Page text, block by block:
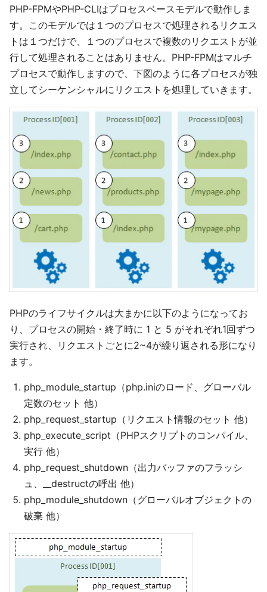
PHP-FPMやPHP-CLIはプロセスベースモデルで動作しま
す。このモデルでは１つのプロセスで処理されるリクエス
トは１つだけで、１つのプロセスで複数のリクエストが並
行して処理されることはありません。PHP-FPMはマルチ
プロセスで動作しますので、下図のように各プロセスが独
立してシーケンシャルにリクエストを処理していきます。
PHPのライフサイクルは大まかに以下のようになってお
り、プロセスの開始・終了時に 1 と 5 がそれぞれ1回ずつ
実行され、リクエストごとに2~4が繰り返される形になり
ます。
php_module_startup（php.iniのロード、グローバル
定数のセット 他）
php_request_startup（リクエスト情報のセット 他）
php_execute_script（PHPスクリプトのコンパイル、
実行 他）
php_request_shutdown（出力バッファのフラッシ
ュ、__destructの呼出 他）
php_module_shutdown（グローバルオブジェクトの
破棄 他）